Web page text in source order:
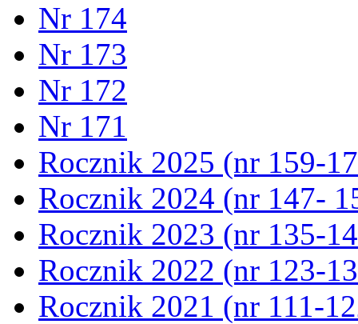
Nr 174
Nr 173
Nr 172
Nr 171
Rocznik 2025 (nr 159-
Rocznik 2024 (nr 147-
Rocznik 2023 (nr 135-
Rocznik 2022 (nr 123-
Rocznik 2021 (nr 111-